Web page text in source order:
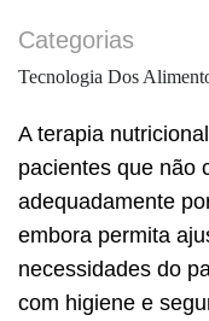
Categorias
Tecnologia Dos
A terapia
pacientes que não
adequadamente
embora permita
necessidades do
com higiene e